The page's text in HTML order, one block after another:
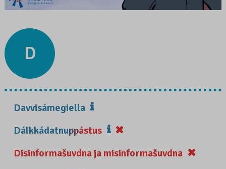
D
Davvisámegiella
Dálkkádatnuppástus
Disinformašuvdna ja misinformašuvdna